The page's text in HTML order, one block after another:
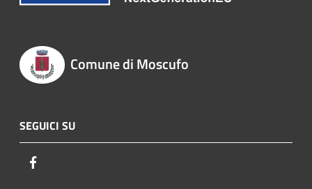
Comune di Moscufo
SEGUICI SU